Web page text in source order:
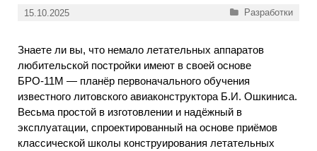
15.10.2025 Рубрики
Разработки
Знаете ли вы, что немало летательных аппаратов
любительской постройки имеют в своей основе
БРО-11М — планёр первоначального обучения
известного литовского авиаконструктора Б.И. Ошкиниса.
Весьма простой в изготовлении и надёжный в
эксплуатации, спроектированный на основе приёмов
классической школы конструирования летательных